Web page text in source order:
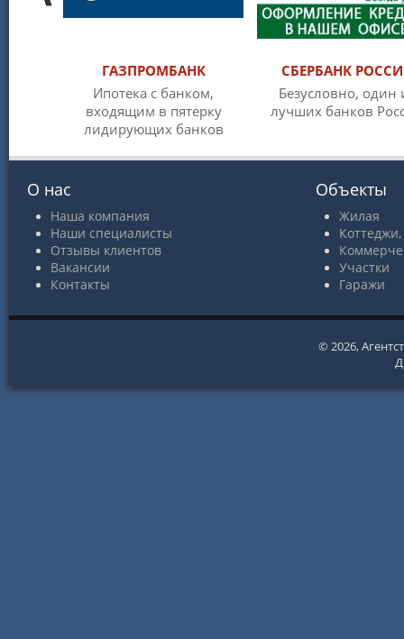
ГАЗПРОМБАНК
Ипотека с банком,
входящим в пятерку
лидирующих банков
СБЕРБАНК
Безусловно, один
лучших банков
О нас
Наша компания
Наши специалисты
Отзывы клиентов
Вакансии
Контакты
Объекты
Жилая
Участки
Гаражи
© 2026,